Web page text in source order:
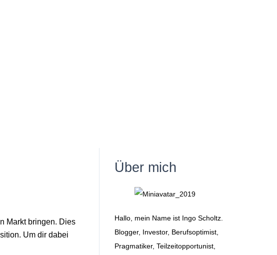
Markt bringen. Dies
Um dir dabei
Über mich
Hallo, mein Name ist Ingo Scholtz.
Blogger, Investor, Berufsoptimist,
Pragmatiker, Teilzeitopportunist,